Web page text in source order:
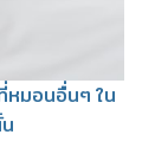
มอนอื่นๆ ใน